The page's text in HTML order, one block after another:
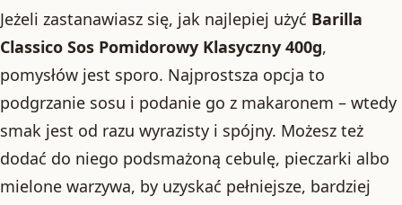
Jeżeli zastanawiasz się, jak najlepiej użyć Barilla
Classico Sos Pomidorowy Klasyczny 400g,
pomysłów jest sporo. Najprostsza opcja to
podgrzanie sosu i podanie go z makaronem – wtedy
smak jest od razu wyrazisty i spójny. Możesz też
dodać do niego podsmażoną cebulę, pieczarki albo
mielone warzywa, by uzyskać pełniejsze, bardziej